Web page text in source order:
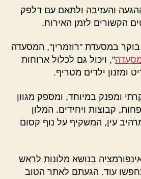
והעזיבה ולתאם עם דלפק
הקשורים לזמן האירוח.
במסעדת "רוזמרין", המסעדה
", ויכול גם לכלול ארוחות
ומזנון ילדים מטריף.
ומפנק במיוחד, ומספק מגוון
קבוצות ויחידים. המלון
עין, המשקיף על נוף קסום
בנושא מלונות לראש
עוד. הגעתם לאתר הטוב